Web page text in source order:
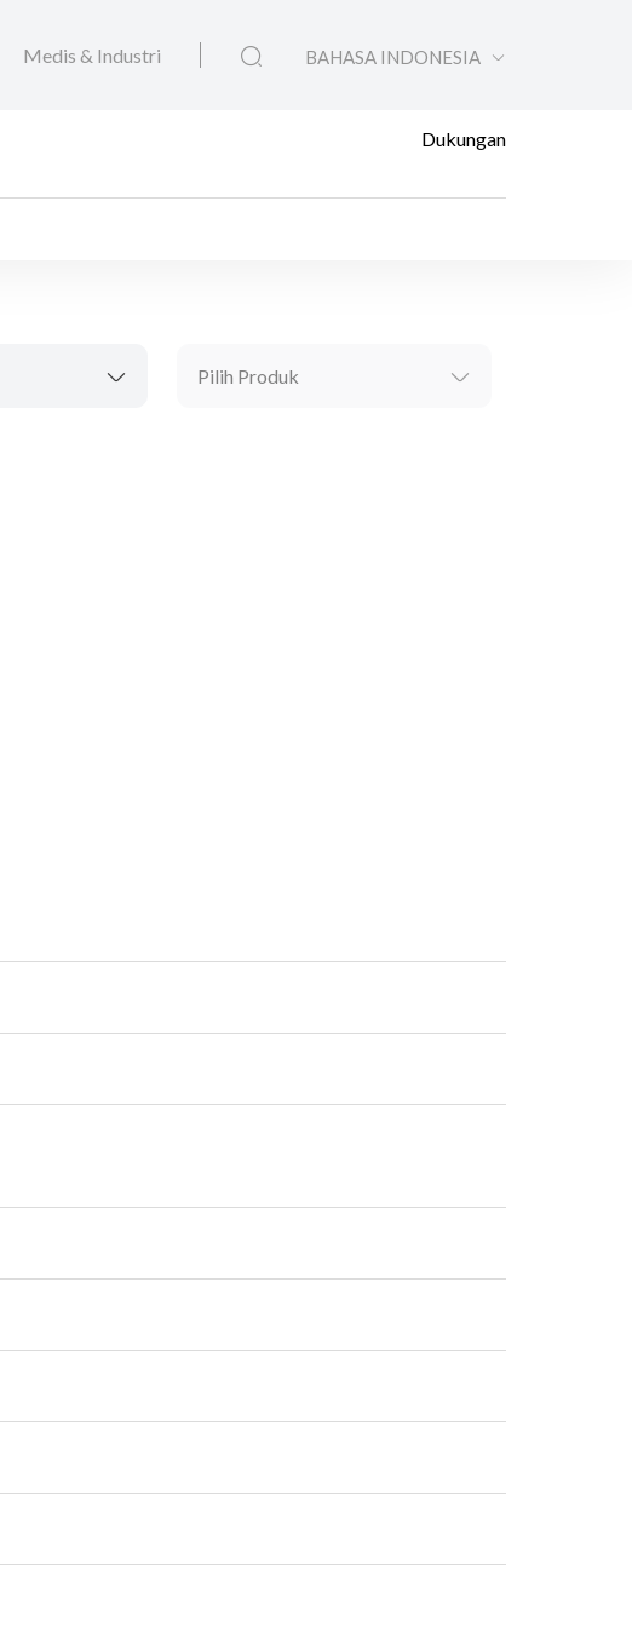
Medis & Industri BAHASA INDONESIA
Dukungan
Pilih Produk